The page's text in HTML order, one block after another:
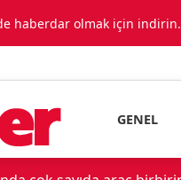
haberdar olmak için indirin.
GENEL